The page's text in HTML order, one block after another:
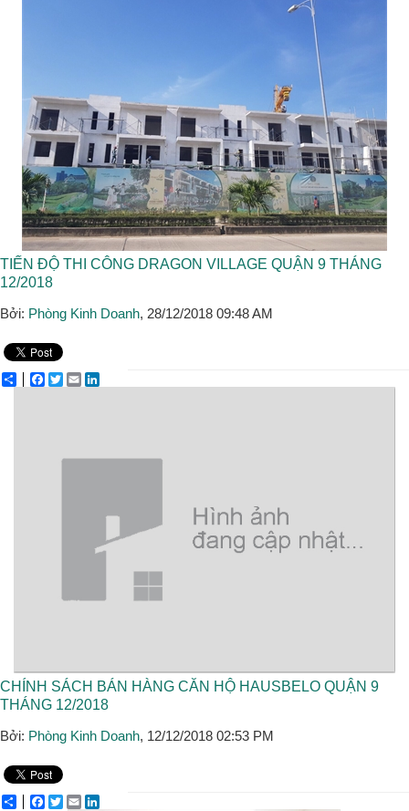
TIẾN ĐỘ THI CÔNG DRAGON VILLAGE QUẬN 9 THÁNG
12/2018
Bởi: Phòng Kinh Doanh, 28/12/2018 09:48 AM
ShareFacebook
Twitter
Email
CHÍNH SÁCH BÁN HÀNG CĂN HỘ HAUSBELO QUẬN 9
THÁNG 12/2018
Bởi: Phòng Kinh Doanh, 12/12/2018 02:53 PM
ShareFacebook
Twitter
Email